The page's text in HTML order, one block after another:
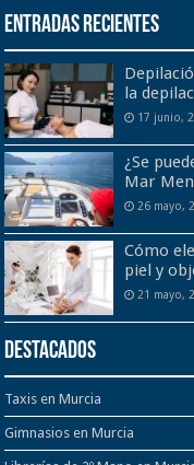
Entradas recientes
la
17 junio,
¿Se
Mar
26 mayo,
Cómo
piel y
21 mayo,
Destacados
Taxis en Murcia
Gimnasios en Murcia